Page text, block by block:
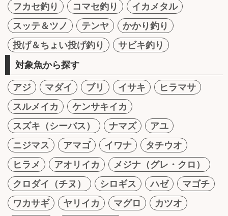
フカセ釣り
コマセ釣り
イカメタル
スッテ＆ツノ
テンヤ
かかり釣り
投げ＆ちょい投げ釣り
サビキ釣り
対象魚から探す
アジ マダイ ブリ イサキ
ヒラマサ
スルメイカ
ケンサキイカ
スズキ（シーバス）
ナマズ
アユ
ニジマス
アマゴ イワナ
タチウオ
ヒラメ
アオリイカ
メジナ（グレ・クロ）
クロダイ（チヌ）
シロギス ハゼ
マゴチ
ワカサギ
ヤリイカ マグロ
カツオ